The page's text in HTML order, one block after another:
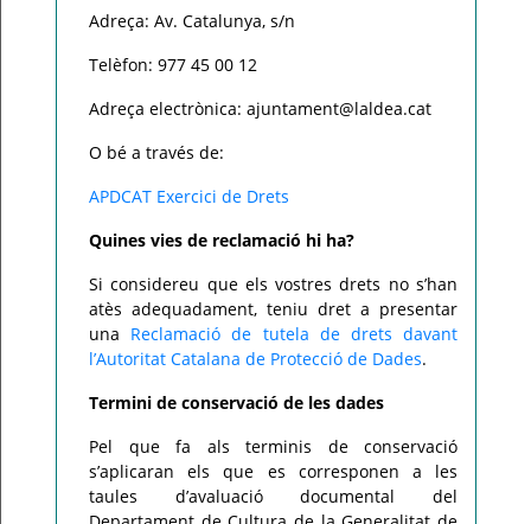
Adreça: Av. Catalunya, s/n
Telèfon: 977 45 00 12
Adreça electrònica: ajuntament@laldea.cat
O bé a través de:
APDCAT Exercici de Drets
Quines vies de reclamació hi ha?
Si considereu que els vostres drets no s’han
atès adequadament, teniu dret a presentar
una Reclamació de tutela de drets davant
l’Autoritat Catalana de Protecció de Dades.
Termini de conservació de les dades
Pel que fa als terminis de conservació
s’aplicaran els que es corresponen a les
taules d’avaluació documental del